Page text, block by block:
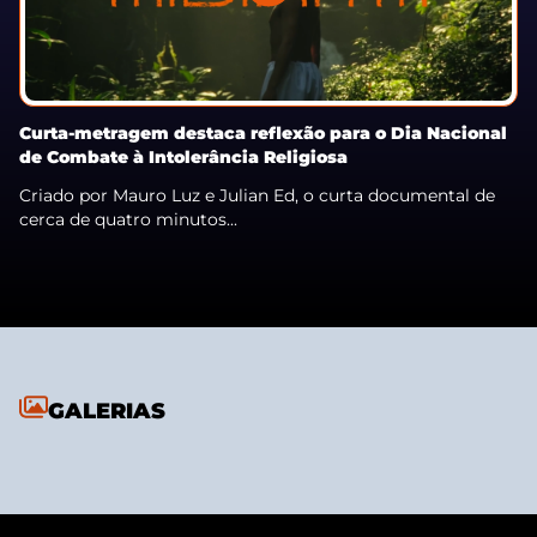
Curta-metragem destaca reflexão para o Dia Nacional
de Combate à Intolerância Religiosa
Criado por Mauro Luz e Julian Ed, o curta documental de
cerca de quatro minutos...
GALERIAS